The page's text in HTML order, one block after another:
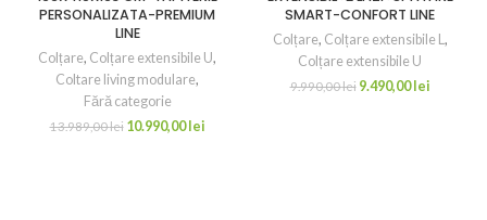
PERSONALIZATA-PREMIUM
LINE
Colțare, Colțare extensibile U,
Coltare living modulare,
Fără categorie
13.989,00lei 10.990,00 lei
SMART-CONFORT LINE
Colțare, Colțare extensibile L,
Colțare extensibile U
9.990,00lei 9.490,00 lei